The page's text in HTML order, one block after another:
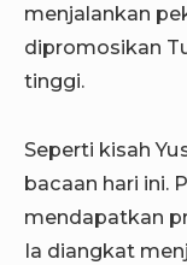
menjalankan
dipromosikan
tinggi.
Seperti kisah
bacaan hari ini.
mendapatkan
Ia diangkat